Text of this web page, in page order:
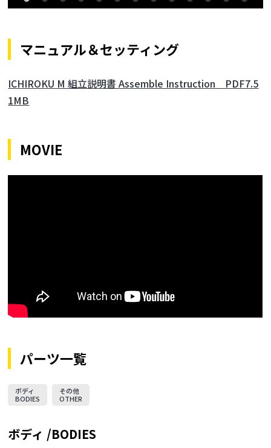
マニュアル＆セッティング
ICHIROKU M 組立説明書 Assemble Instruction PDF7.5
1MB
MOVIE
パーツ一覧
ボディ
BODIES
その他
OTHER
ボディ /BODIES